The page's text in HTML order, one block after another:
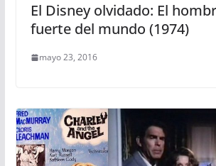
El Disney olvidado: El
fuerte del mundo (1974)
mayo 23, 2016